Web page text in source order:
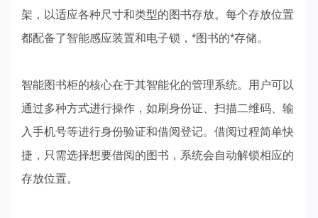
架，以适应各种尺寸和类型的图书存放。每个存放位置
都配备了智能感应装置和电子锁，*图书的*存储。
智能图书柜的核心在于其智能化的管理系统。用户可以
通过多种方式进行操作，如刷身份证、扫描二维码、输
入手机号等进行身份验证和借阅登记。借阅过程简单快
捷，只需选择想要借阅的图书，系统会自动解锁相应的
存放位置。